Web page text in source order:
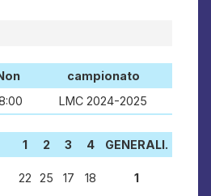
campionato
LMC 2024-2025
1 2 3 4
GENERALI.
22 25 17 18 1